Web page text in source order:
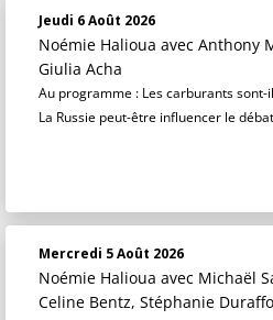
Jeudi 6 Août 2026
Noémie Halioua avec Anthony
Giulia Acha
Au programme : Les carburants
La Russie peut-être influencer le
Mercredi 5 Août 2026
Noémie Halioua avec Michaël
Celine Bentz, Stéphanie